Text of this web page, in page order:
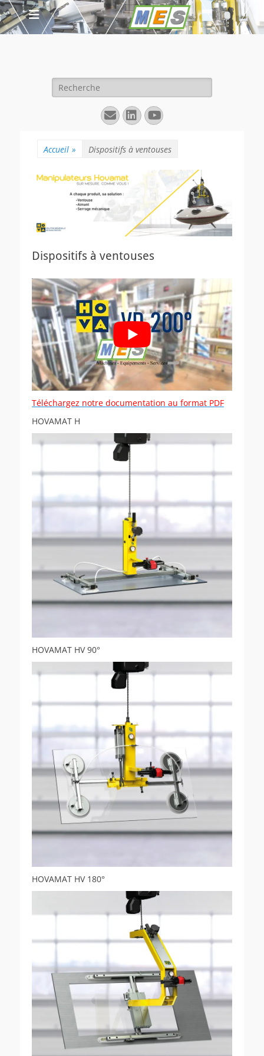
Rechercher :
E-
mail
Linkedin
YouTube
Accueil » Dispositifs à ventouses
Dispositifs à ventouses
Téléchargez notre documentation au format PDF
HOVAMAT H
HOVAMAT HV 90°
HOVAMAT HV 180°